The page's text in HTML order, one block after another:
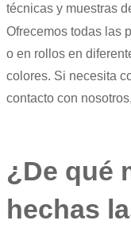
técnicas y muestras
Ofrecemos todas las
o en rollos en
colores. Si necesita
contacto con
¿De qué
hechas